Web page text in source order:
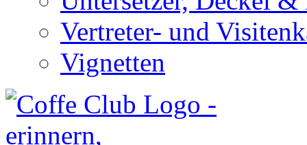
Vertreter- und
Vignetten